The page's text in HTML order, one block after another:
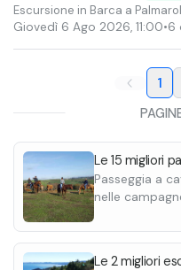
Escursione in Barca a
Giovedì 6 Ago 2026, 11:00•6
1
Le 15 migliori
Passeggia a
nelle
destinazioni.
Le 2 migliori